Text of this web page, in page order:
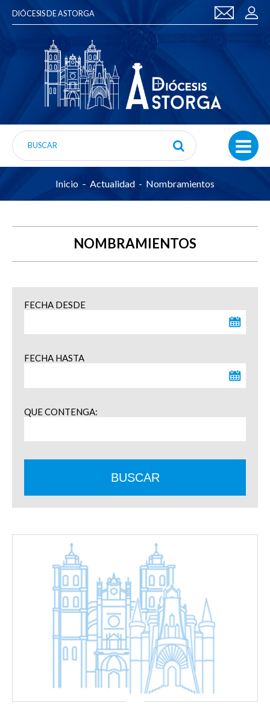
DIÓCESIS DE ASTORGA
Inicio Actualidad Nombramientos
NOMBRAMIENTOS
FECHA DESDE
FECHA HASTA
QUE CONTENGA:
BUSCAR